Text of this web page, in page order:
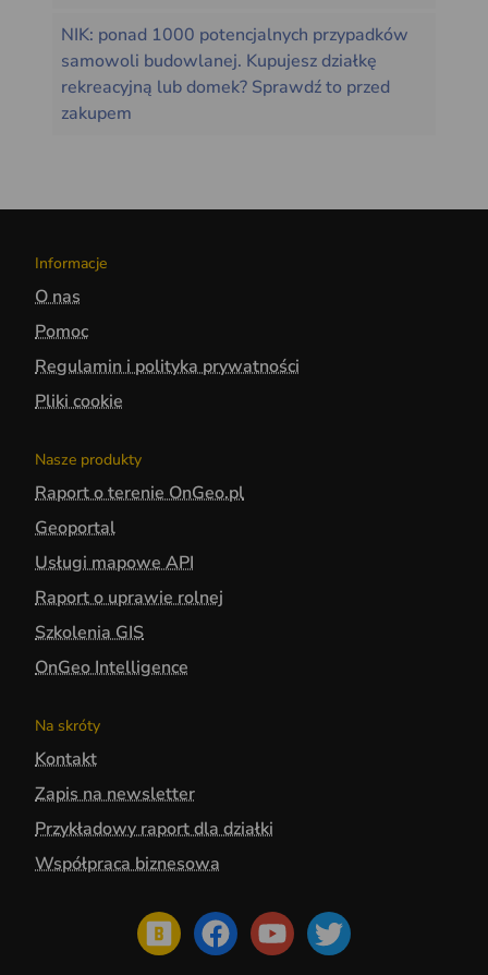
NIK: ponad 1000 potencjalnych przypadków
samowoli budowlanej. Kupujesz działkę
rekreacyjną lub domek? Sprawdź to przed
zakupem
Informacje
O nas
Pomoc
Regulamin i polityka prywatności
Pliki cookie
Nasze produkty
Raport o terenie OnGeo.pl
Geoportal
Usługi mapowe API
Raport o uprawie rolnej
Szkolenia GIS
OnGeo Intelligence
Na skróty
Kontakt
Zapis na newsletter
Przykładowy raport dla działki
Współpraca biznesowa